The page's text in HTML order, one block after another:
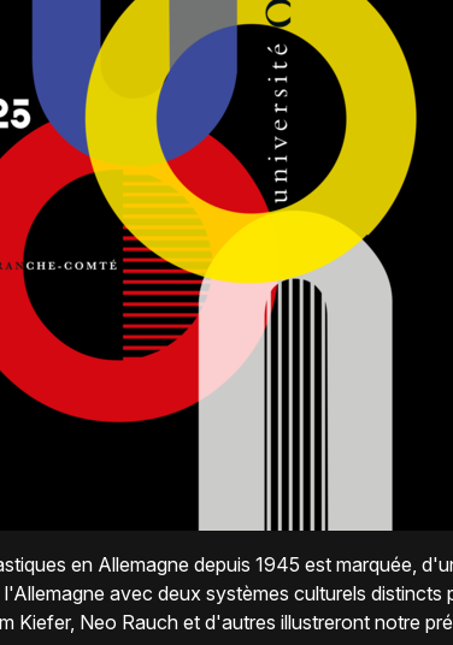
en Allemagne depuis 1945 est marquée,
avec deux systèmes culturels
Kiefer, Neo Rauch et d'autres illustreront notre